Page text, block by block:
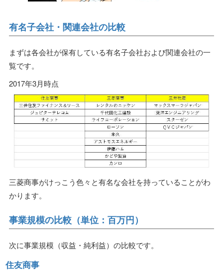
有名子会社・関連会社の比較
まずは各会社が保有している有名子会社および関連会社の一
覧です。
2017年3月時点
三菱商事がけっこう色々と有名な会社を持っていることがわ
かります。
事業規模の比較（単位：百万円）
次に事業規模（収益・純利益）の比較です。
住友商事